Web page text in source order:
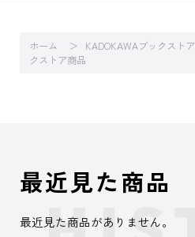
ホーム KADOKAWAブックストア
クストア商品
最近見た商品
最近見た商品がありません。